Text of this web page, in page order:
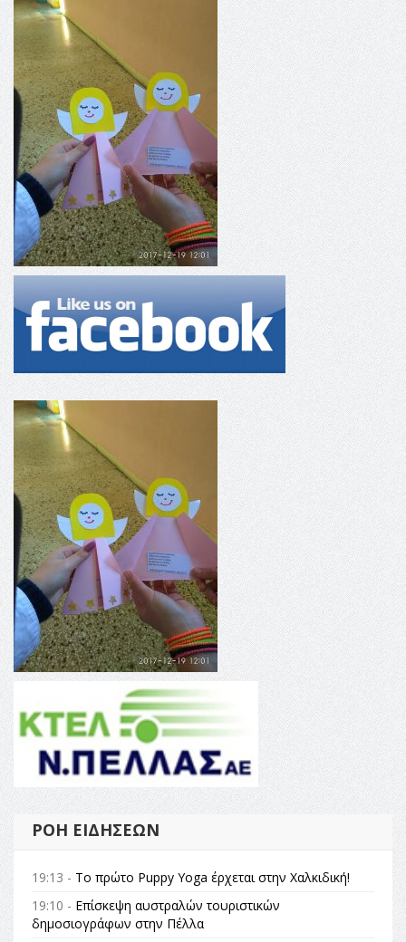
ΡΟΉ ΕΙΔΉΣΕΩΝ
19:13 - Το πρώτο Puppy Yoga έρχεται στην Χαλκιδική!
19:10 - Επίσκεψη αυστραλών τουριστικών
δημοσιογράφων στην Πέλλα